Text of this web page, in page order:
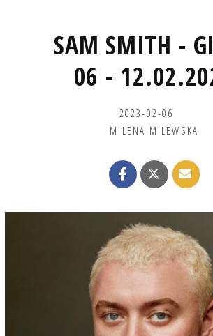
SAM SMITH -
06 -
2023-02-06
MILENA MILEWSKA